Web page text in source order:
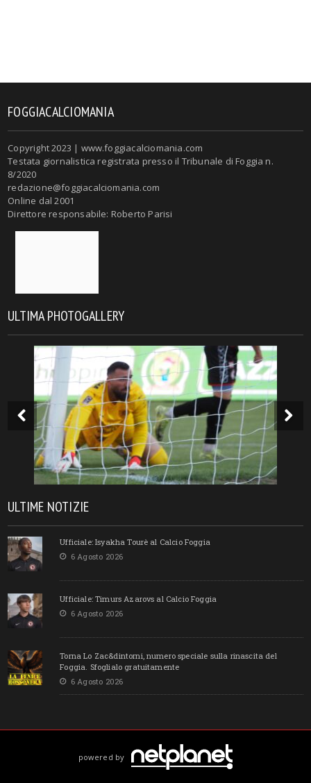
FOGGIACALCIOMANIA
Copyright 2023 | www.foggiacalciomania.com
Testata giornalistica registrata presso il Tribunale di Foggia n.
8/2020
redazione@foggiacalciomania.com
Online dal 2001
Direttore responsabile: Roberto Parisi
ULTIMA PHOTOGALLERY
ULTIME NOTIZIE
Ufficiale: Isyakha Tourè al Calcio Foggia
6 Agosto 2026
Ufficiale: Timurs Azarovs al Calcio Foggia
6 Agosto 2026
Torna Lo Zac&dintorni, numero speciale sulla rinascita del
Foggia. Sfoglialo gratuitamente
6 Agosto 2026
powered by